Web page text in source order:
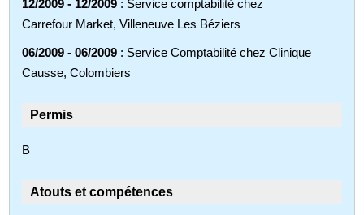
12/2009 - 12/2009 : Service comptabilité chez
Carrefour Market, Villeneuve Les Béziers
06/2009 - 06/2009 : Service Comptabilité chez Clinique
Causse, Colombiers
Permis
B
Atouts et compétences